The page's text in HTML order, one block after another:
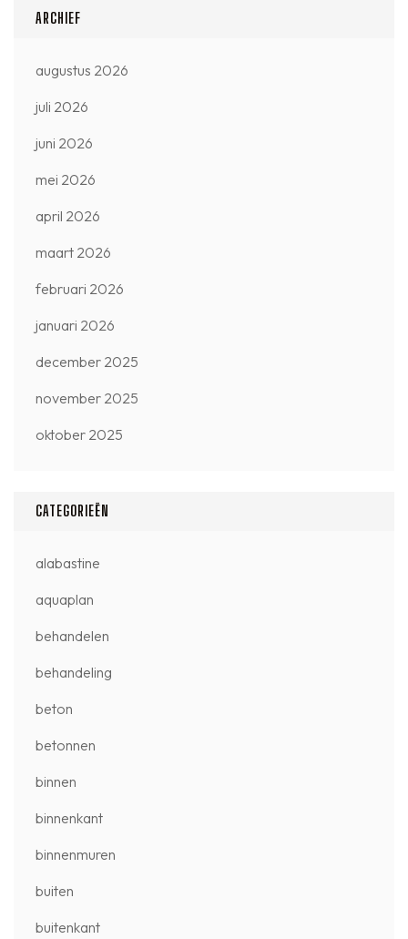
ARCHIEF
augustus 2026
juli 2026
juni 2026
mei 2026
april 2026
maart 2026
februari 2026
januari 2026
december 2025
november 2025
oktober 2025
CATEGORIEËN
alabastine
aquaplan
behandelen
behandeling
beton
betonnen
binnen
binnenkant
binnenmuren
buiten
buitenkant